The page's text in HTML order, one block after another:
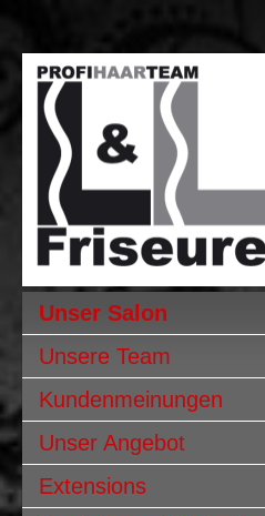
Unser Salon
Unsere Team
Kundenmeinungen
Unser Angebot
Extensions